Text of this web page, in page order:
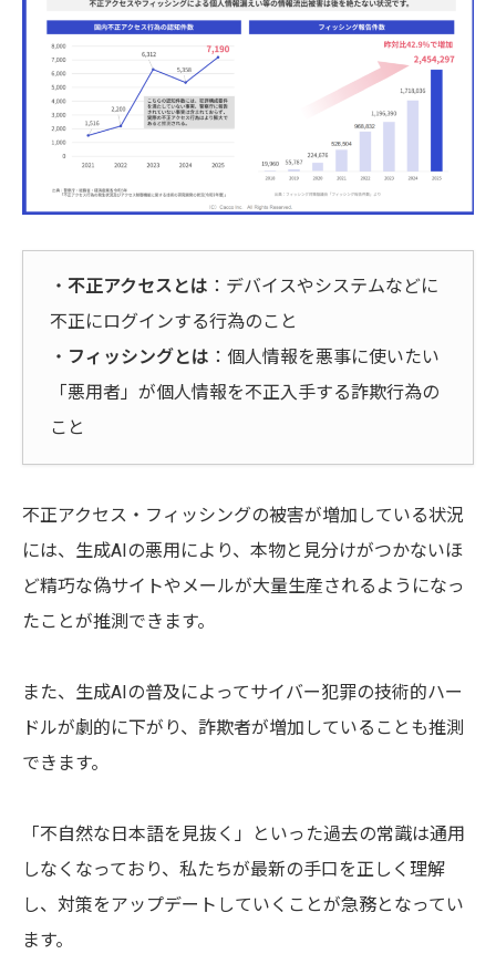
・ 不正アクセスとは ：デバイスやシステムなどに
不正にログインする行為のこと
・ フィッシングとは ：個人情報を悪事に使いたい
「悪用者」が個人情報を不正入手する詐欺行為の
こと
不正アクセス・フィッシングの被害が増加している状況
には、生成AIの悪用により、本物と見分けがつかないほ
ど精巧な偽サイトやメールが大量生産されるようになっ
たことが推測できます。
また、生成AIの普及によってサイバー犯罪の技術的ハー
ドルが劇的に下がり、詐欺者が増加していることも推測
できます。
「不自然な日本語を見抜く」といった過去の常識は通用
しなくなっており、私たちが最新の手口を正しく理解
し、対策をアップデートしていくことが急務となってい
ます。